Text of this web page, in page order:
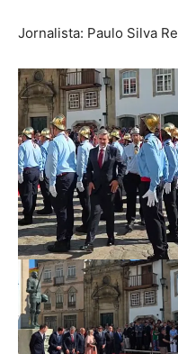
Jornalista: Paulo Silva